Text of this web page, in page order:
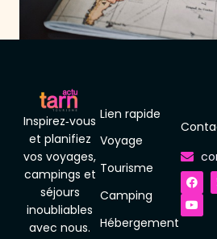
Inspirez‑vous
et planifiez
vos voyages,
campings et
séjours
inoubliables
avec nous.
Lien rapide
Voyage
Tourisme
Camping
Hébergement
F
a
c
e
b
Y
o
u
t
u